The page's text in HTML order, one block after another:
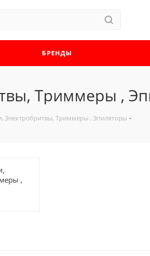
БРЕНДЫ
Триммеры ,
Электробритвы, Триммеры , Эпиляторы
,